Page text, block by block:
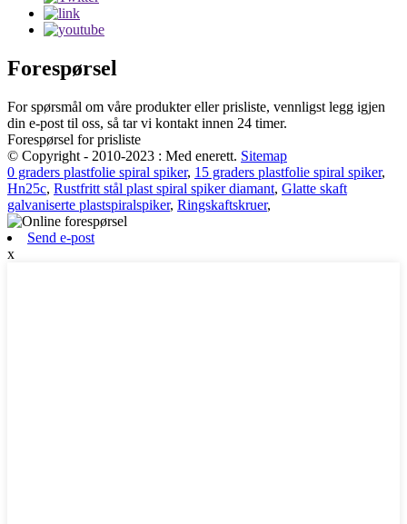
Forespørsel
For spørsmål om våre produkter eller prisliste, vennligst legg igjen
din e-post til oss, så tar vi kontakt innen 24 timer.
Forespørsel for prisliste
© Copyright - 2010-2023 : Med enerett. Sitemap
0 graders plastfolie spiral spiker, 15 graders plastfolie spiral spiker,
Hn25c, Rustfritt stål plast spiral spiker diamant, Glatte skaft
galvaniserte plastspiralspiker, Ringskaftskruer,
Send e-post
x